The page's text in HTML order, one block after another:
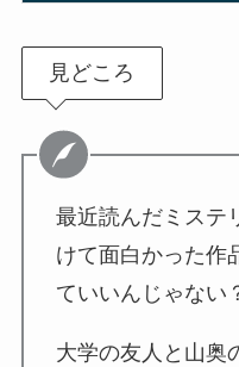
見どころ
最近読んだミステ
けて面白かった作
ていいんじゃない
大学の友人と山奥